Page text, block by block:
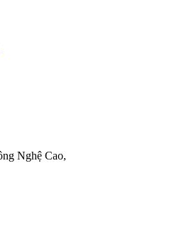
Nghệ Cao,